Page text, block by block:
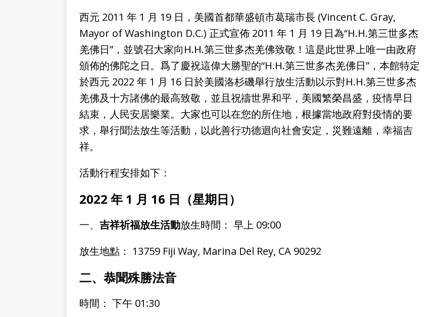
西元 2011 年 1 月 19 日，美國首都華盛頓市葛瑞市長 (Vincent C. Gray,
Mayor of Washington D.C.) 正式宣佈 2011 年 1 月 19 日為“H.H.第三世多杰
羌佛日”，並號召大家向H.H.第三世多杰羌佛致敬！這是此世界上唯一由政府
頒佈的佛陀之日。爲了慶祝這偉大勝聖的“H.H.第三世多杰羌佛日”，本館特定
於西元 2022 年 1 月 16 日於美國洛杉磯舉行放生活動以示對H.H.第三世多杰
羌佛及十方諸佛的最高致敬，並且祝禱世界和平，美國繁榮昌盛，疫情早日
結束，人民安居樂業。大家也可以在您的所住地，根據當地政府對疫情的要
求，舉行聞法放生等活動，以此善行功德迴向社會安定，災難遠離，幸福吉
祥。
活動行程安排如下：
2022 年 1 月 16 日（星期日）
一、 吉祥祈福放生活動放生時間： 早上 09:00
放生地點： 13759 Fiji Way, Marina Del Rey, CA 90292
二、恭聞殊勝法音
時間： 下午 01:30